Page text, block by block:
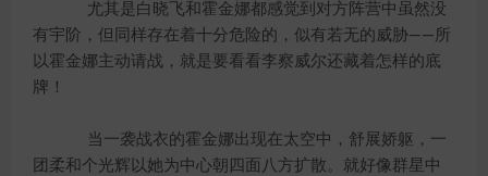
尤其是白晓飞和霍金娜都感觉到对方阵营中虽然没
有宇阶，但同样存在着十分危险的，似有若无的威胁——所
以霍金娜主动请战，就是要看看李察威尔还藏着怎样的底
牌！
当一袭战衣的霍金娜出现在太空中，舒展娇躯，一
团柔和个光辉以她为中心朝四面八方扩散。就好像群星中